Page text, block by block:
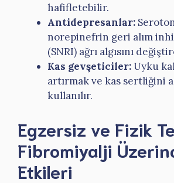
hafifletebilir.
Antidepresanlar:
norepinefrin geri alım
(SNRI) ağrı algısını
Kas gevşeticiler:Uyku
artırmak ve kas sertliğini
kullanılır.
Egzersiz ve Fizik
Fibromiyalji
Etkileri